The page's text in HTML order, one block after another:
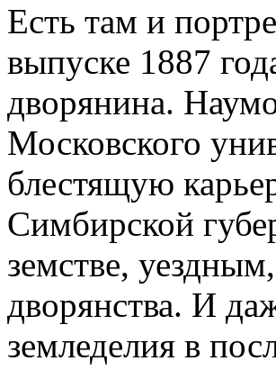
Есть там и
выпуске 1887
дворянина.
Московского
блестящую
Симбирской
земстве,
дворянства. И
земледелия в